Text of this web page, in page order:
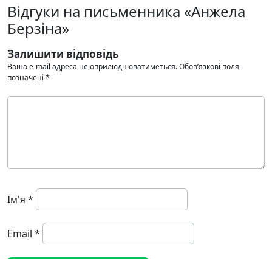
Відгуки на письменника «Анжела
Берзіна»
Залишити відповідь
Ваша e-mail адреса не оприлюднюватиметься.Обов’язкові поля
позначені *
Ім'я *
Email *